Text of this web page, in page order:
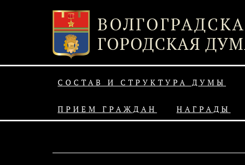
СОСТАВ И СТРУКТУРА ДУМЫ
ПРИЕМ ГРАЖДАН НАГРАДЫ